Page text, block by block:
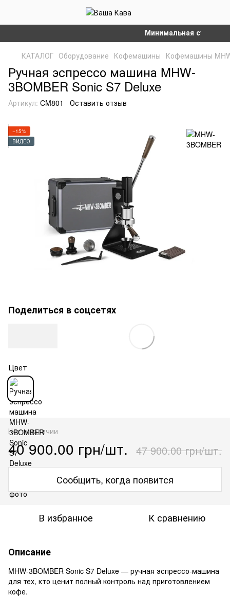
Минимальная сумма
КАТАЛОГ Оборудование Кофемашины Кофемашины
Ручная эспрессо машина MHW-
3BOMBER Sonic S7 Deluxe
Артикул: CM801 Оставить отзыв
−15%
ВИДЕО
Поделиться в соцсетях
Цвет
Нет в наличии
40 900.00 грн/шт. 47 900.00 грн/шт.
Сообщить, когда появится
В избранное К сравнению
Описание
MHW-3BOMBER Sonic S7 Deluxe — ручная эспрессо-машина
для тех, кто ценит полный контроль над приготовлением
кофе.